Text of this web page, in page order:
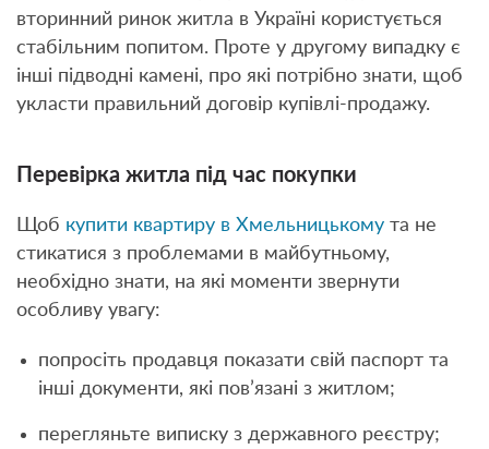
вторинний ринок житла в Україні користується
стабільним попитом. Проте у другому випадку є
інші підводні камені, про які потрібно знати, щоб
укласти правильний договір купівлі-продажу.
Перевірка житла під час покупки
Щоб купити квартиру в Хмельницькому та не
стикатися з проблемами в майбутньому,
необхідно знати, на які моменти звернути
особливу увагу:
попросіть продавця показати свій паспорт та
інші документи, які пов’язані з житлом;
перегляньте виписку з державного реєстру;